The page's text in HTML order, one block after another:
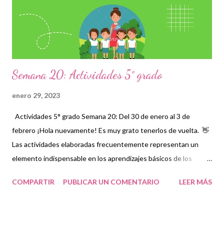
comprender con mayor facilidad cada contenido. Damos los
créditos correspondientes a los autores de tan extraordinarias
actividades recordando que, para ...
Semana 20: Actividades 5° grado
enero 29, 2023
Actividades 5° grado Semana 20: Del 30 de enero al 3 de
febrero ¡Hola nuevamente! Es muy grato tenerlos de vuelta. 👋
Las actividades elaboradas frecuentemente representan un
elemento indispensable en los aprendizajes básicos de los
terminan de entender en su totalidad, por ello es necesario
COMPARTIR PUBLICAR UN COMENTARIO LEER MÁS